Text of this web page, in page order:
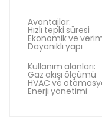
Avantajlar:
Hızlı tepki süresi
Ekonomik ve
Dayanıklı yapı
Kullanım alanları:
Gaz akışı ölçümü
HVAC ve
Enerji yönetimi